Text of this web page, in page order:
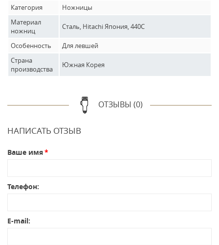
Категория
Ножницы
Материал
ножниц
Сталь, Hitachi Япония, 440С
Особенность
Для левшей
Страна
производства
Южная Корея
ОТЗЫВЫ (0)
НАПИСАТЬ ОТЗЫВ
Ваше имя
Телефон:
E-mail: